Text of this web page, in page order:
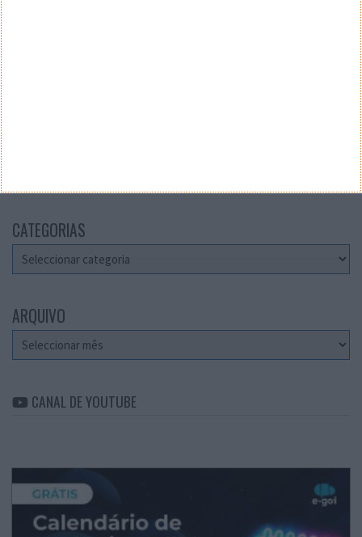
CATEGORIAS
Categorias
ARQUIVO
Arquivo
CANAL DE YOUTUBE